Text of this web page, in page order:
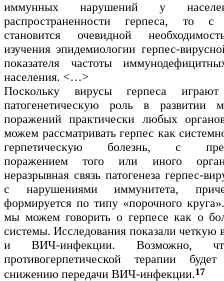
иммунных нарушений у
распространенности герпеса, то
становится очевидной
изучения эпидемиологии герпес-
показателя частоты
населения. <…>
Поскольку вирусы герпеса играют
патогенетическую роль в развитии
поражений практически любых
можем рассматривать герпес как
герпетическую болезнь, с
поражением того или иного
неразрывная связь патогенеза герпес-
с нарушениями иммунитета,
формируется по типу «порочного
мы можем говорить о герпесе как о
системы. Исследования показали четкую
и ВИЧ-инфекции. Возможно,
противогерпетической терапии будет
снижению передачи ВИЧ-инфекции.17